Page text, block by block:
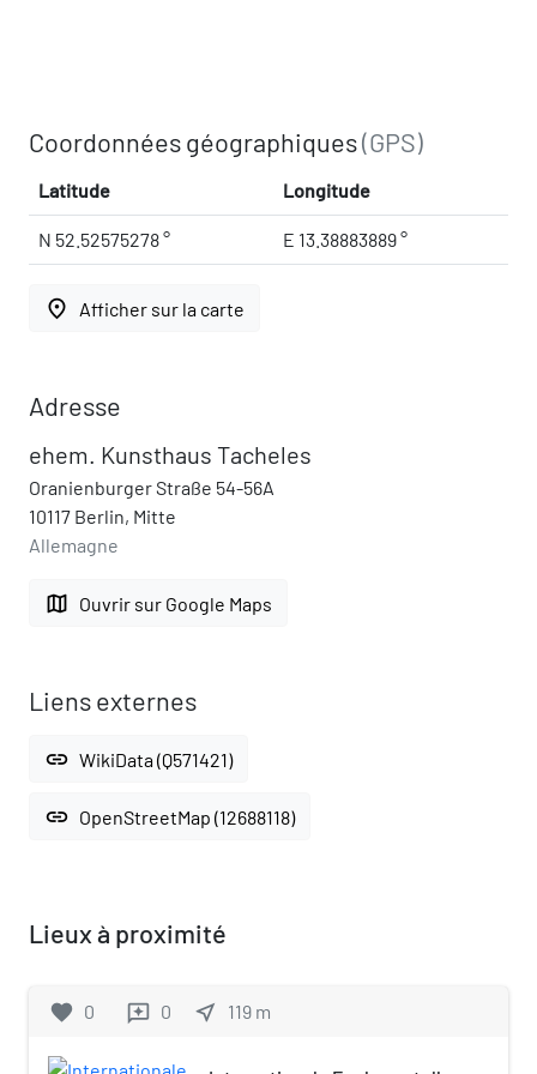
Coordonnées géographiques(GPS)
Latitude Longitude
N 52.52575278 ° E 13.38883889 °
place Afficher sur la carte
Adresse
ehem. Kunsthaus Tacheles
Oranienburger Straße 54-56A
10117 Berlin, Mitte
Allemagne
map Ouvrir sur Google Maps
Liens externes
link WikiData (Q571421)
link OpenStreetMap (12688118)
Lieux à proximité
favorite 0 reviews 0 near_me 119 m